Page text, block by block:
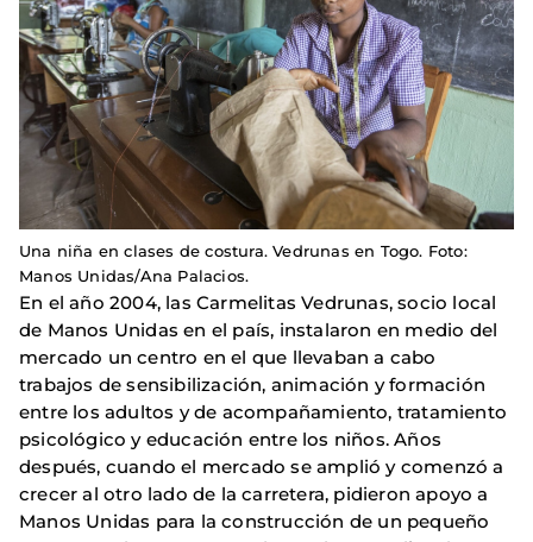
Una niña en clases de costura. Vedrunas en Togo. Foto:
Manos Unidas/Ana Palacios.
En el año 2004, las Carmelitas Vedrunas, socio local
de Manos Unidas en el país, instalaron en medio del
mercado un centro en el que llevaban a cabo
trabajos de sensibilización, animación y formación
entre los adultos y de acompañamiento, tratamiento
psicológico y educación entre los niños. Años
después, cuando el mercado se amplió y comenzó a
crecer al otro lado de la carretera, pidieron apoyo a
Manos Unidas para la construcción de un pequeño